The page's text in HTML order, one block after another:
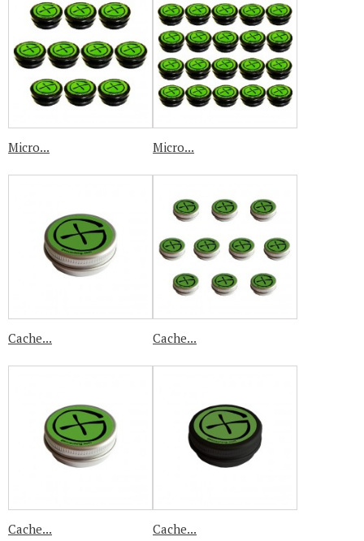
Micro... Micro...
Cache... Cache...
Cache... Cache...